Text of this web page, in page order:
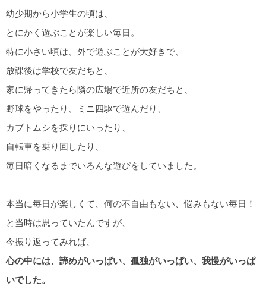
幼少期から小学生の頃は、
とにかく遊ぶことが楽しい毎日。
特に小さい頃は、外で遊ぶことが大好きで、
放課後は学校で友だちと、
家に帰ってきたら隣の広場で近所の友だちと、
野球をやったり、ミニ四駆で遊んだり、
カブトムシを採りにいったり、
自転車を乗り回したり、
毎日暗くなるまでいろんな遊びをしていました。
本当に毎日が楽しくて、何の不自由もない、悩みもない毎日！
と当時は思っていたんですが、
今振り返ってみれば、
心の中には、諦めがいっぱい、孤独がいっぱい、我慢がいっぱ
いでした。